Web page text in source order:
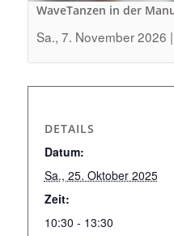
WaveTanzen in der
Sa., 7. November 2026
DETAILS
Datum:
Sa., 25. Oktober 2025
Zeit:
10:30 - 13:30